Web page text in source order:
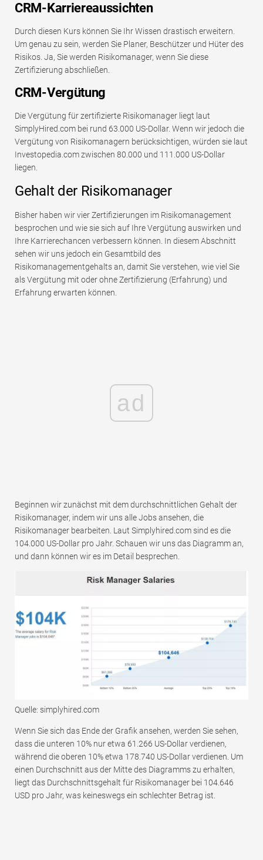
CRM-Karriereaussichten
Durch diesen Kurs können Sie Ihr Wissen drastisch erweitern.
Um genau zu sein, werden Sie Planer, Beschützer und Hüter des
Risikos. Ja, Sie werden Risikomanager, wenn Sie diese
Zertifizierung abschließen.
CRM-Vergütung
Die Vergütung für zertifizierte Risikomanager liegt laut
SimplyHired.com bei rund 63.000 US-Dollar. Wenn wir jedoch die
Vergütung von Risikomanagern berücksichtigen, würden sie laut
Investopedia.com zwischen 80.000 und 111.000 US-Dollar
liegen.
Gehalt der Risikomanager
Bisher haben wir vier Zertifizierungen im Risikomanagement
besprochen und wie sie sich auf Ihre Vergütung auswirken und
Ihre Karrierechancen verbessern können. In diesem Abschnitt
sehen wir uns jedoch ein Gesamtbild des
Risikomanagementgehalts an, damit Sie verstehen, wie viel Sie
als Vergütung mit oder ohne Zertifizierung (Erfahrung) und
Erfahrung erwarten können.
ad
Beginnen wir zunächst mit dem durchschnittlichen Gehalt der
Risikomanager, indem wir uns alle Jobs ansehen, die
Risikomanager bearbeiten. Laut Simplyhired.com sind es die
104.000 US-Dollar pro Jahr. Schauen wir uns das Diagramm an,
und dann können wir es im Detail besprechen.
Quelle: simplyhired.com
Wenn Sie sich das Ende der Grafik ansehen, werden Sie sehen,
dass die unteren 10% nur etwa 61.266 US-Dollar verdienen,
während die oberen 10% etwa 178.740 US-Dollar verdienen. Um
einen Durchschnitt aus der Mitte des Diagramms zu erhalten,
liegt das Durchschnittsgehalt für Risikomanager bei 104.646
USD pro Jahr, was keineswegs ein schlechter Betrag ist.